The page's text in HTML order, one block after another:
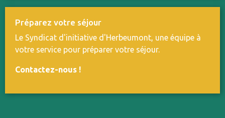
Préparez votre séjour
Le Syndicat d'initiative d'Herbeumont, une équipe à
votre service pour préparer votre séjour.
Contactez-nous !